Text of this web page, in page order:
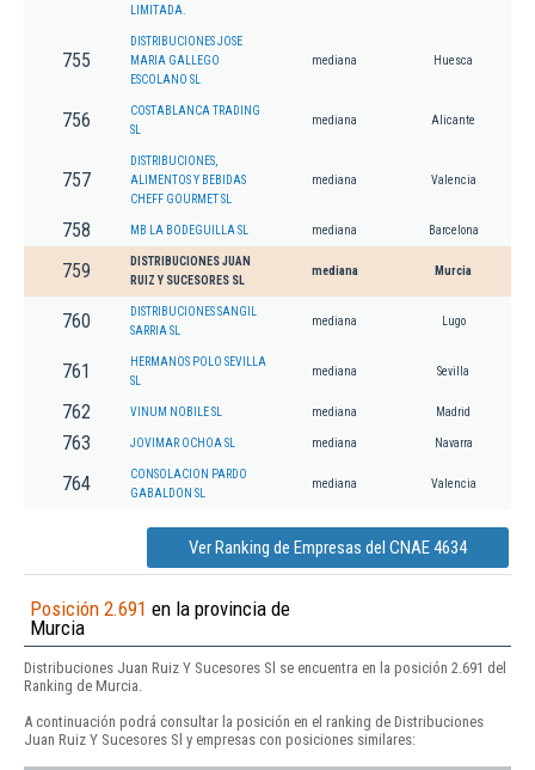
LIMITADA.
755
DISTRIBUCIONES JOSE
MARIA GALLEGO
ESCOLANO SL
mediana Huesca
756
COSTABLANCA TRADING
SL
mediana Alicante
757
DISTRIBUCIONES,
ALIMENTOS Y BEBIDAS
CHEFF GOURMET SL
mediana Valencia
758 MB LA BODEGUILLA SL mediana Barcelona
759
DISTRIBUCIONES JUAN
RUIZ Y SUCESORES SL
mediana Murcia
760
DISTRIBUCIONES SANGIL
SARRIA SL
mediana Lugo
761
HERMANOS POLO SEVILLA
SL
mediana Sevilla
762 VINUM NOBILE SL mediana Madrid
763 JOVIMAR OCHOA SL mediana Navarra
764
CONSOLACION PARDO
GABALDON SL
mediana Valencia
Ver Ranking de Empresas del CNAE 4634
Posición 2.691 en la provincia de
Murcia
Distribuciones Juan Ruiz Y Sucesores Sl se encuentra en la posición 2.691 del
Ranking de Murcia.
A continuación podrá consultar la posición en el ranking de Distribuciones
Juan Ruiz Y Sucesores Sl y empresas con posiciones similares: